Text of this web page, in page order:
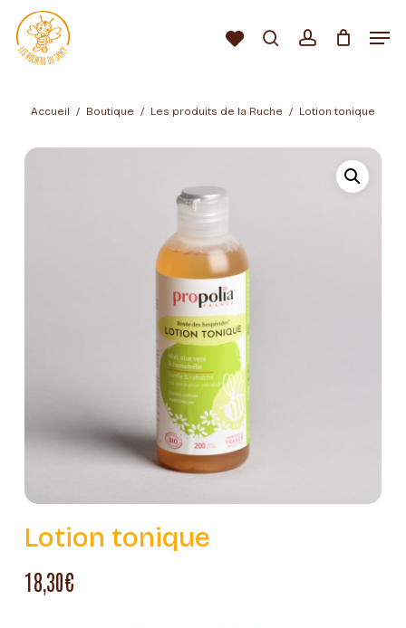
contenu
principal
Recherche
Liste
Rechercher…
compte
Accueil Boutique Les produits de la Ruche Lotion tonique
Lotion tonique
18,30€